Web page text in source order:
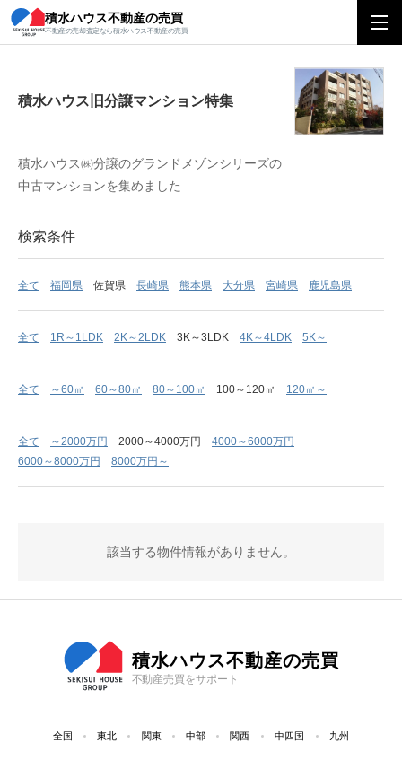
積水ハウス不動産の売買
不動産の売却査定なら積水ハウス不動産の売買
積水ハウス旧分譲マンション特集
積水ハウス旧分譲マンション特集
積水ハウス㈱分譲のグランドメゾンシリーズの
中古マンションを集めました
検索条件
全て 福岡県 佐賀県 長崎県 熊本県 大分県 宮崎県 鹿児島県
全て 1R～1LDK 2K～2LDK 3K～3LDK 4K～4LDK 5K～
全て ～60㎡ 60～80㎡ 80～100㎡ 100～120㎡ 120㎡～
全て ～2000万円 2000～4000万円
4000～6000万円
6000～8000万円
8000万円～
該当する物件情報がありません。
積水ハウス不動産の売買
不動産売買をサポート
全国 東北 関東 中部 関西 中四国 九州